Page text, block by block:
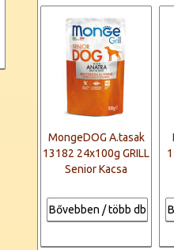
MongeDOG A.tasak
13182 24x100g GRILL
Senior Kacsa
Bővebben / több db